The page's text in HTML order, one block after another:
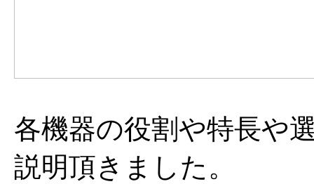
各機器の役割や特長や
説明頂きました。